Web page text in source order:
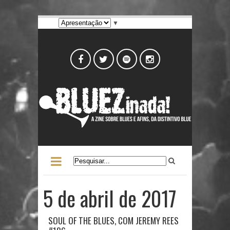
▼
5 de abril de 2017
SOUL OF THE BLUES, COM JEREMY REES